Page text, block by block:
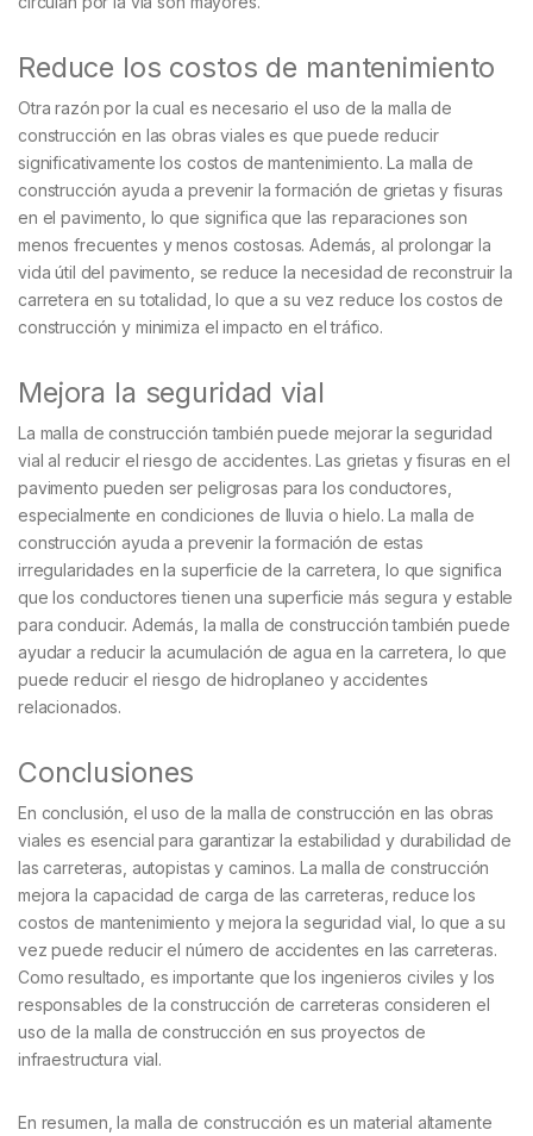
Reduce los costos de mantenimiento
Otra razón por la cual es necesario el uso de la malla de
construcción en las obras viales es que puede reducir
significativamente los costos de mantenimiento. La malla de
construcción ayuda a prevenir la formación de grietas y fisuras
en el pavimento, lo que significa que las reparaciones son
menos frecuentes y menos costosas. Además, al prolongar la
vida útil del pavimento, se reduce la necesidad de reconstruir la
carretera en su totalidad, lo que a su vez reduce los costos de
construcción y minimiza el impacto en el tráfico.
Mejora la seguridad vial
La malla de construcción también puede mejorar la seguridad
vial al reducir el riesgo de accidentes. Las grietas y fisuras en el
pavimento pueden ser peligrosas para los conductores,
especialmente en condiciones de lluvia o hielo. La malla de
construcción ayuda a prevenir la formación de estas
irregularidades en la superficie de la carretera, lo que significa
que los conductores tienen una superficie más segura y estable
para conducir. Además, la malla de construcción también puede
ayudar a reducir la acumulación de agua en la carretera, lo que
puede reducir el riesgo de hidroplaneo y accidentes
relacionados.
Conclusiones
En conclusión, el uso de la malla de construcción en las obras
viales es esencial para garantizar la estabilidad y durabilidad de
las carreteras, autopistas y caminos. La malla de construcción
mejora la capacidad de carga de las carreteras, reduce los
costos de mantenimiento y mejora la seguridad vial, lo que a su
vez puede reducir el número de accidentes en las carreteras.
Como resultado, es importante que los ingenieros civiles y los
responsables de la construcción de carreteras consideren el
uso de la malla de construcción en sus proyectos de
infraestructura vial.
En resumen, la malla de construcción es un material altamente